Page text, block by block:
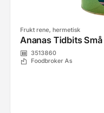
Frukt rene, hermetisk
Ananas Tidbits
3513860
Foodbroker As